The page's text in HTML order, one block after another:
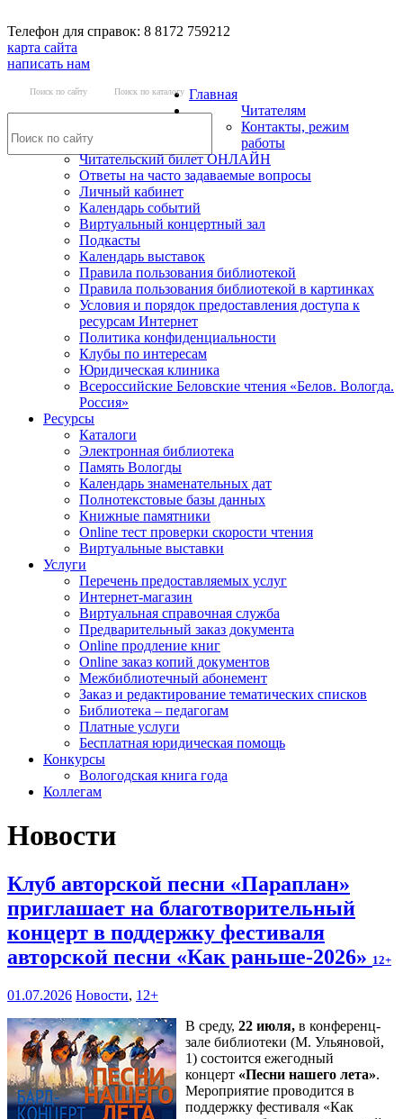
Телефон для справок: 8 8172 759212
карта сайта
написать нам
Поиск по сайту Поиск по каталогу Главная
Читателям
Контакты, режим
работы
Читательский билет ОНЛАЙН
Ответы на часто задаваемые вопросы
Личный кабинет
Календарь событий
Виртуальный концертный зал
Подкасты
Календарь выставок
Правила пользования библиотекой
Правила пользования библиотекой в картинках
Условия и порядок предоставления доступа к
ресурсам Интернет
Политика конфиденциальности
Клубы по интересам
Юридическая клиника
Всероссийские Беловские чтения «Белов. Вологда.
Россия»
Ресурсы
Каталоги
Электронная библиотека
Память Вологды
Календарь знаменательных дат
Полнотекстовые базы данных
Книжные памятники
Online тест проверки скорости чтения
Виртуальные выставки
Услуги
Перечень предоставляемых услуг
Интернет-магазин
Виртуальная справочная служба
Предварительный заказ документа
Online продление книг
Online заказ копий документов
Межбиблиотечный абонемент
Заказ и редактирование тематических списков
Библиотека – педагогам
Платные услуги
Бесплатная юридическая помощь
Конкурсы
Вологодская книга года
Коллегам
Новости
Клуб авторской песни «Параплан»
приглашает на благотворительный
концерт в поддержку фестиваля
авторской песни «Как раньше-2026» 12+
01.07.2026 Новости, 12+
В среду, 22 июля, в конференц-
зале библиотеки (М. Ульяновой,
1) состоится ежегодный
концерт «Песни нашего лета».
Мероприятие проводится в
поддержку фестиваля «Как